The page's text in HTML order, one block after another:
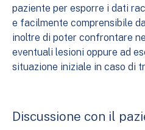
paziente per esporre i dati
e facilmente comprensibile
inoltre di poter confrontare
eventuali lesioni oppure ad
situazione iniziale in caso di
Discussione con il